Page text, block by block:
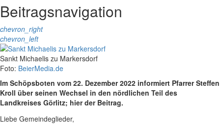
Beitragsnavigation
chevron_right
chevron_left
Sankt Michaelis zu Markersdorf
Foto: BeierMedia.de
Im Schöpsboten vom 22. Dezember 2022 informiert Pfarrer Steffen
Kroll über seinen Wechsel in den nördlichen Teil des
Landkreises Görlitz; hier der Beitrag.
Liebe Gemeindeglieder,